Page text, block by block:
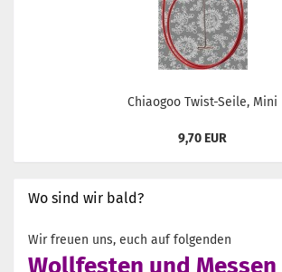
Chiaogoo Twist-Seile, Mini
9,70 EUR
Wo sind wir bald?
Wir freuen uns, euch auf folgenden
Wollfesten und Messen